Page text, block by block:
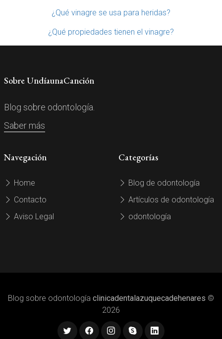
¿Qué vinagre se usa para heridas?
¿Qué propiedades tienen el vinagre?
Sobre UndíaunaCanción
Blog sobre odontología.
Saber más
Navegación
Home
Contacto
Aviso Legal
Categorías
Blog de odontología
Artículos de odontología
odontología
Blog sobre odontología clinicadentalazuquecadehenares ©
2026